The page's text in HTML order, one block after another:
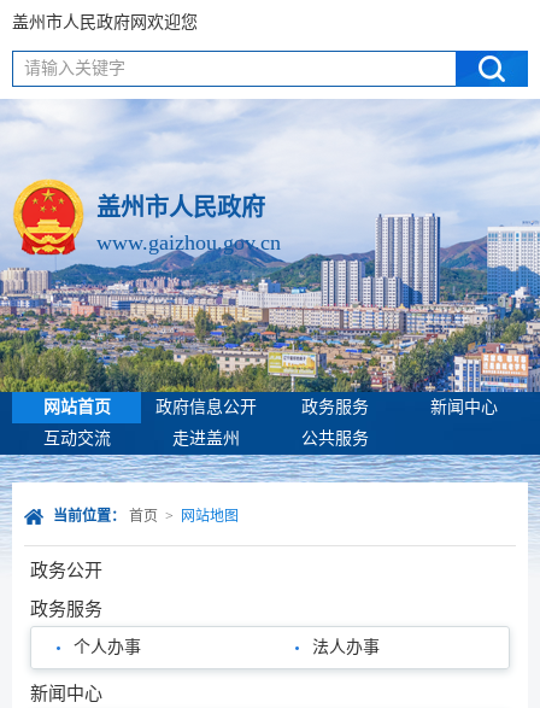
盖州市人民政府网欢迎您
请输入关键字
盖州市人民政府
www.gaizhou.gov.cn
网站首页 政府信息公开 政务服务
新闻中心
互动交流
走进盖州 公共服务
当前位置： 首页 > 网站地图
政务公开
政务服务
个人办事 法人办事
新闻中心